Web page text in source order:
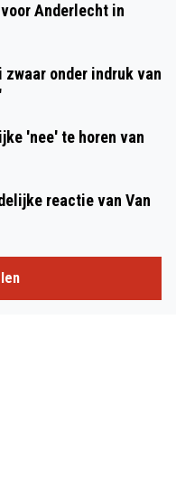
Anderlecht in
onder indruk van
'nee' te horen van
reactie van Van